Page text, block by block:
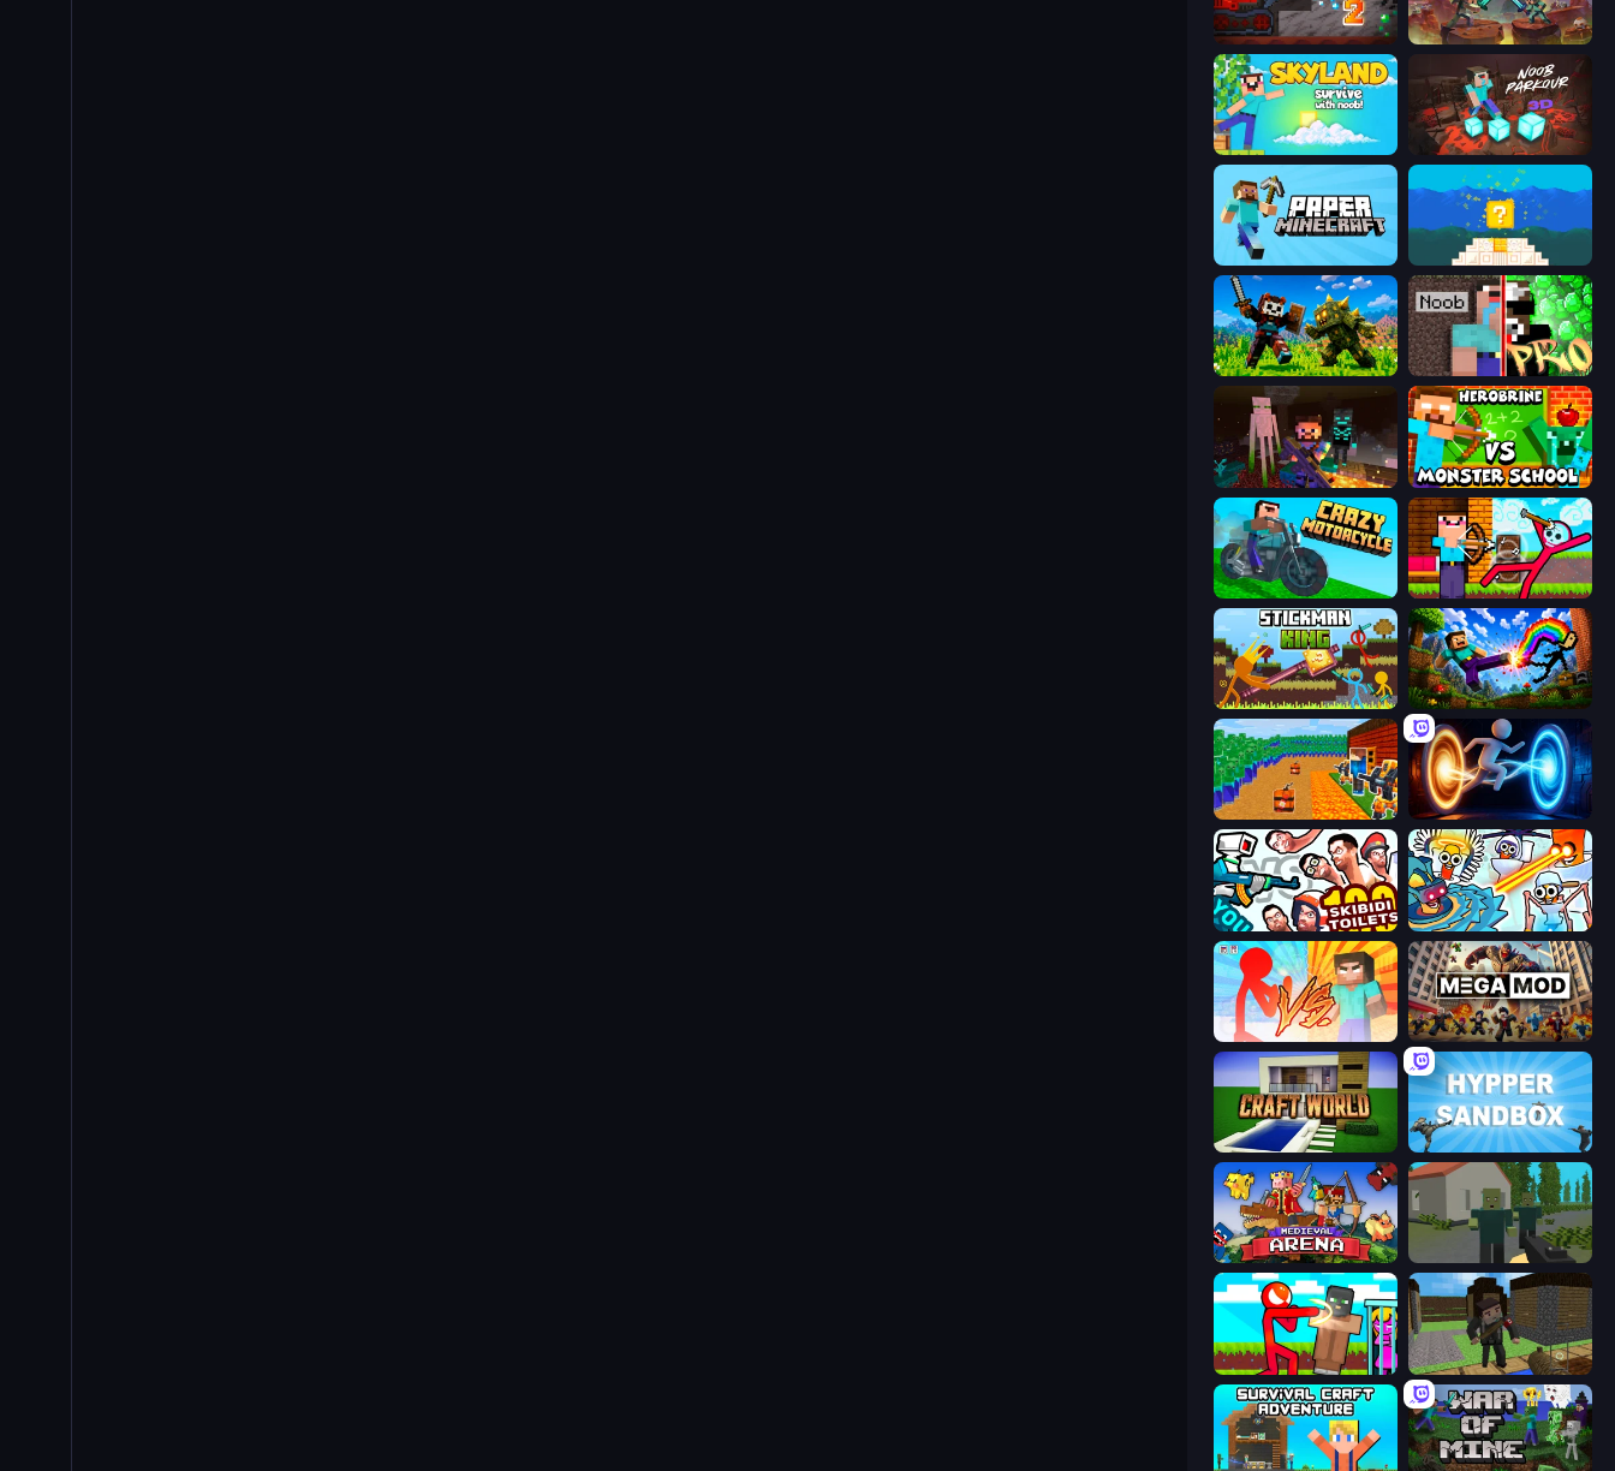
Noob Miner 2: Escape From Prison Miniblox
Skyland Survive With Noob! Noob Parkour 3D
Paper Minecraft
CraftSlayer: Apocalypse Noob vs Pro: Challenge
ZombieCraft Herobrine vs Monster School
Crazy Motorcycle Noob Archer vs Stickman Zombie
Stickman King Noob: Wall Crusher
Noob Tower Defense Portal Escape
You vs 100 Skibidi Toilets Toilets Worms Shooter
Red Stickman vs Monster School MegamodGames
Craft World Hypper Sandbox
Medieval Arena
Stickman vs Villager: Save the Girl Block Pixel Gun Apocalypse 3